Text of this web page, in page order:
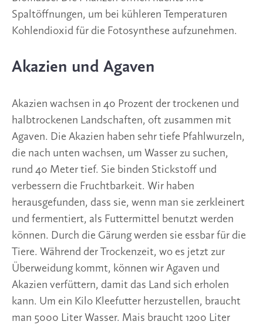
Spaltöffnungen, um bei kühleren Temperaturen
Kohlendioxid für die Fotosynthese aufzunehmen.
Akazien und Agaven
Akazien wachsen in 40 Prozent der trockenen und
halbtrockenen Landschaften, oft zusammen mit
Agaven. Die Akazien haben sehr tiefe Pfahlwurzeln,
die nach unten wachsen, um Wasser zu suchen,
rund 40 Meter tief. Sie binden Stickstoff und
verbessern die Fruchtbarkeit. Wir haben
herausgefunden, dass sie, wenn man sie zerkleinert
und fermentiert, als Futtermittel benutzt werden
können. Durch die Gärung werden sie essbar für die
Tiere. Während der Trockenzeit, wo es jetzt zur
Überweidung kommt, können wir Agaven und
Akazien verfüttern, damit das Land sich erholen
kann. Um ein Kilo Kleefutter herzustellen, braucht
man 5000 Liter Wasser. Mais braucht 1200 Liter